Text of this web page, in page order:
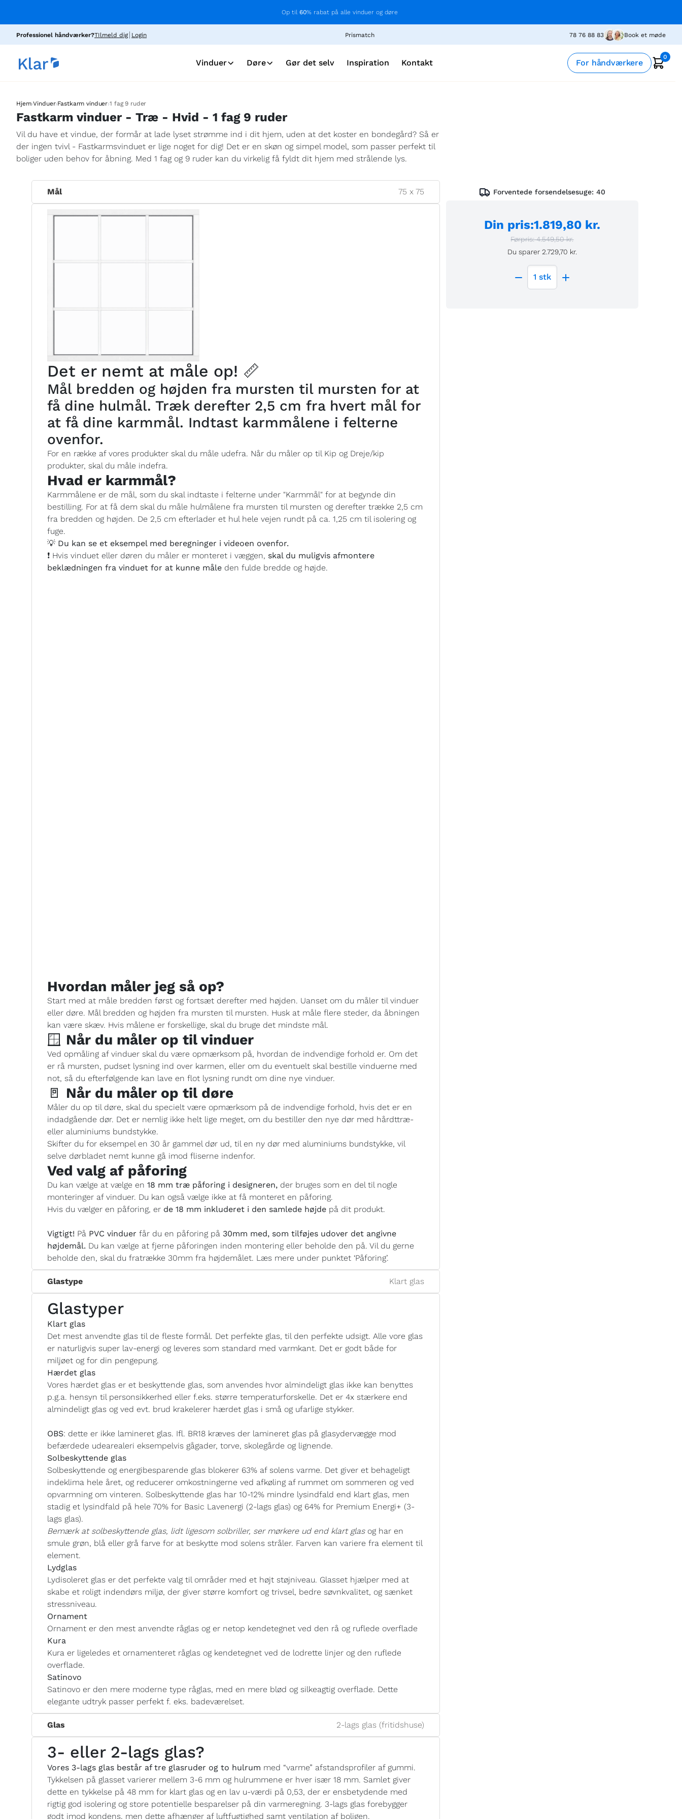
Op til 60% rabat på alle vinduer og døre
Professionel håndværker?TIlmeld dig Login Prismatch 78 76 88 83 Book et møde
Vinduer Døre Gør det selv Inspiration Kontakt For håndværkere
0
Hjem›Vinduer›Fastkarm vinduer›1 fag 9 ruder
Fastkarm vinduer - Træ - Hvid - 1 fag 9 ruder
Vil du have et vindue, der formår at lade lyset strømme ind i dit hjem, uden at det koster en bondegård? Så er
der ingen tvivl - Fastkarmsvinduet er lige noget for dig! Det er en skøn og simpel model, som passer perfekt til
boliger uden behov for åbning. Med 1 fag og 9 ruder kan du virkelig få fyldt dit hjem med strålende lys.
Mål 75 x75
Det er nemt at måle op! 📏
Mål bredden og højden fra mursten til mursten for at
få dine hulmål. Træk derefter 2,5 cm fra hvert mål for
at få dine karmmål. Indtast karmmålene i felterne
ovenfor.
For en række af vores produkter skal du måle udefra. Når du måler op til Kip og Dreje/kip
produkter, skal du måle indefra.
Hvad er karmmål?
Karmmålene er de mål, som du skal indtaste i felterne under "Karmmål" for at begynde din
bestilling. For at få dem skal du måle hulmålene fra mursten til mursten og derefter trække 2,5 cm
fra bredden og højden. De 2,5 cm efterlader et hul hele vejen rundt på ca. 1,25 cm til isolering og
fuge.
💡 Du kan se et eksempel med beregninger i videoen ovenfor.
❗ Hvis vinduet eller døren du måler er monteret i væggen, skal du muligvis afmontere
beklædningen fra vinduet for at kunne måle den fulde bredde og højde.
Hvordan måler jeg så op?
Start med at måle bredden først og fortsæt derefter med højden. Uanset om du måler til vinduer
eller døre. Mål bredden og højden fra mursten til mursten. Husk at måle flere steder, da åbningen
kan være skæv. Hvis målene er forskellige, skal du bruge det mindste mål.
🪟 Når du måler op til vinduer
Ved opmåling af vinduer skal du være opmærksom på, hvordan de indvendige forhold er. Om det
er rå mursten, pudset lysning ind over karmen, eller om du eventuelt skal bestille vinduerne med
not, så du efterfølgende kan lave en flot lysning rundt om dine nye vinduer.
🚪 Når du måler op til døre
Måler du op til døre, skal du specielt være opmærksom på de indvendige forhold, hvis det er en
indadgående dør. Det er nemlig ikke helt lige meget, om du bestiller den nye dør med hårdttræ-
eller aluminiums bundstykke.
Skifter du for eksempel en 30 år gammel dør ud, til en ny dør med aluminiums bundstykke, vil
selve dørbladet nemt kunne gå imod fliserne indenfor.
Ved valg af påforing
Du kan vælge at vælge en 18 mm træ påforing i designeren, der bruges som en del til nogle
monteringer af vinduer. Du kan også vælge ikke at få monteret en påforing.
Hvis du vælger en påforing, er de 18 mm inkluderet i den samlede højde på dit produkt.
Vigtigt! På PVC vinduer får du en påforing på 30mm med, som tilføjes udover det angivne
højdemål. Du kan vælge at fjerne påforingen inden montering eller beholde den på. Vil du gerne
beholde den, skal du fratrække 30mm fra højdemålet. Læs mere under punktet ‘Påforing’.
Glastype Klart glas
Glastyper
Klart glas
Det mest anvendte glas til de fleste formål. Det perfekte glas, til den perfekte udsigt. Alle vore glas
er naturligvis super lav-energi og leveres som standard med varmkant. Det er godt både for
miljøet og for din pengepung.
Hærdet glas
Vores hærdet glas er et beskyttende glas, som anvendes hvor almindeligt glas ikke kan benyttes
p.g.a. hensyn til personsikkerhed eller f.eks. større temperaturforskelle. Det er 4x stærkere end
almindeligt glas og ved evt. brud krakelerer hærdet glas i små og ufarlige stykker.
OBS: dette er ikke lamineret glas. Ifl. BR18 kræves der lamineret glas på glasydervægge mod
befærdede udearealeri eksempelvis gågader, torve, skolegårde og lignende.
Solbeskyttende glas
Solbeskyttende og energibesparende glas blokerer 63% af solens varme. Det giver et behageligt
indeklima hele året, og reducerer omkostningerne ved afkøling af rummet om sommeren og ved
opvarmning om vinteren. Solbeskyttende glas har 10-12% mindre lysindfald end klart glas, men
stadig et lysindfald på hele 70% for Basic Lavenergi (2-lags glas) og 64% for Premium Energi+ (3-
lags glas).
Bemærk at solbeskyttende glas, lidt ligesom solbriller, ser mørkere ud end klart glasog har en
smule grøn, blå eller grå farve for at beskytte mod solens stråler. Farven kan variere fra element til
element.
Lydglas
Lydisoleret glas er det perfekte valg til områder med et højt støjniveau. Glasset hjælper med at
skabe et roligt indendørs miljø, der giver større komfort og trivsel, bedre søvnkvalitet, og sænket
stressniveau.
Ornament
Ornament er den mest anvendte råglas og er netop kendetegnet ved den rå og ruflede overflade
Kura
Kura er ligeledes et ornamenteret råglas og kendetegnet ved de lodrette linjer og den ruflede
overflade.
Satinovo
Satinovo er den mere moderne type råglas, med en mere blød og silkeagtig overflade. Dette
elegante udtryk passer perfekt f. eks. badeværelset.
Glas 2-lags glas (fritidshuse)
3- eller 2-lags glas?
Vores 3-lags glas består af tre glasruder og to hulrum med “varme” afstandsprofiler af gummi.
Tykkelsen på glasset varierer mellem 3-6 mm og hulrummene er hver især 18 mm. Samlet giver
dette en tykkelse på 48 mm for klart glas og en lav u-værdi på 0,53, der er ensbetydende med
rigtig god isolering og store potentielle besparelser på din varmeregning. 3-lags glas forebygger
godt imod kondens, men dette afhænger af luftfugtighed samt ventilation af boligen.
Forventede forsendelsesuge: 40
Din pris:1.819,80 kr.
Førpris: 4.549,50 kr.
Du sparer 2.729,70 kr.
1 stk